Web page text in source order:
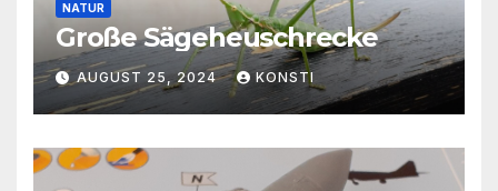
NATUR
Große Sägeheuschrecke
AUGUST 25, 2024 KONSTI